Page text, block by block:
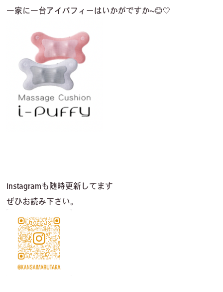
一家に一台アイパフィーはいかがですか~😊🤍
Instagramも随時更新 してます
ぜひお読み下さい。